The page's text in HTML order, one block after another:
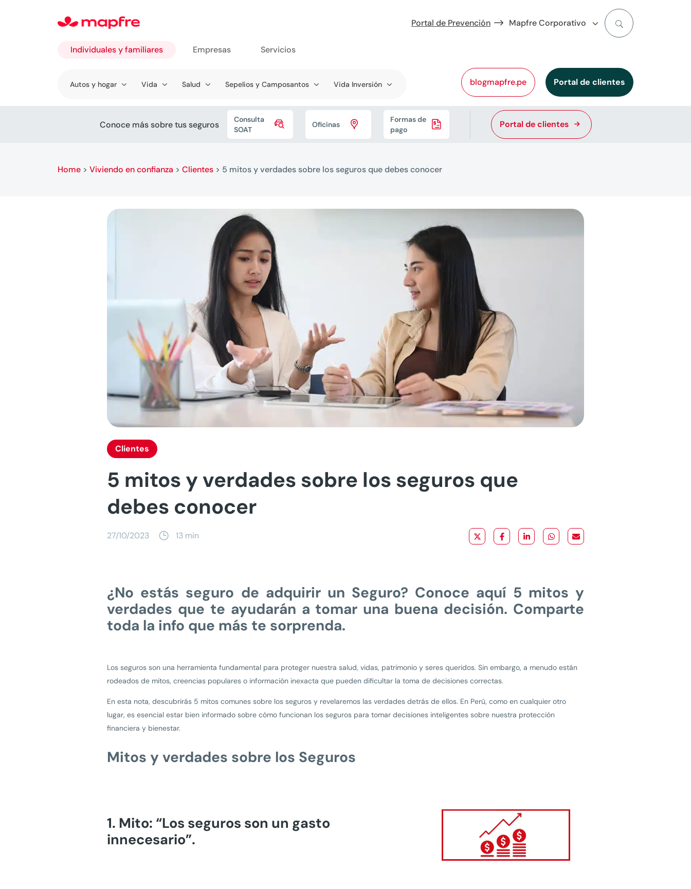
Portal de Prevención Mapfre Corporativo
blogmapfre.pe Portal de clientes
Individuales y familiares
Ir a
Autos y hogar Vida Salud Sepelios y Camposantos Vida Inversión
Empresas Servicios
Conoce más sobre tus seguros 
Consulta
SOAT

Oficinas 
Formas de
pago
Portal de clientes
Home > Viviendo en confianza > Clientes > 5 mitos y verdades sobre los seguros que debes conocer
Clientes
5 mitos y verdades sobre los seguros que
debes conocer
27/10/2023 13 min
¿No estás seguro de adquirir un Seguro? Conoce aquí 5 mitos y
verdades que te ayudarán a tomar una buena decisión. Comparte
toda la info que más te sorprenda.
Los seguros son una herramienta fundamental para proteger nuestra salud, vidas, patrimonio y seres queridos. Sin embargo, a menudo están
rodeados de mitos, creencias populares o información inexacta que pueden dificultar la toma de decisiones correctas.
En esta nota, descubrirás 5 mitos comunes sobre los seguros y revelaremos las verdades detrás de ellos. En Perú, como en cualquier otro
lugar, es esencial estar bien informado sobre cómo funcionan los seguros para tomar decisiones inteligentes sobre nuestra protección
financiera y bienestar.
Mitos y verdades sobre los Seguros
1. Mito: “Los seguros son un gasto
innecesario”.